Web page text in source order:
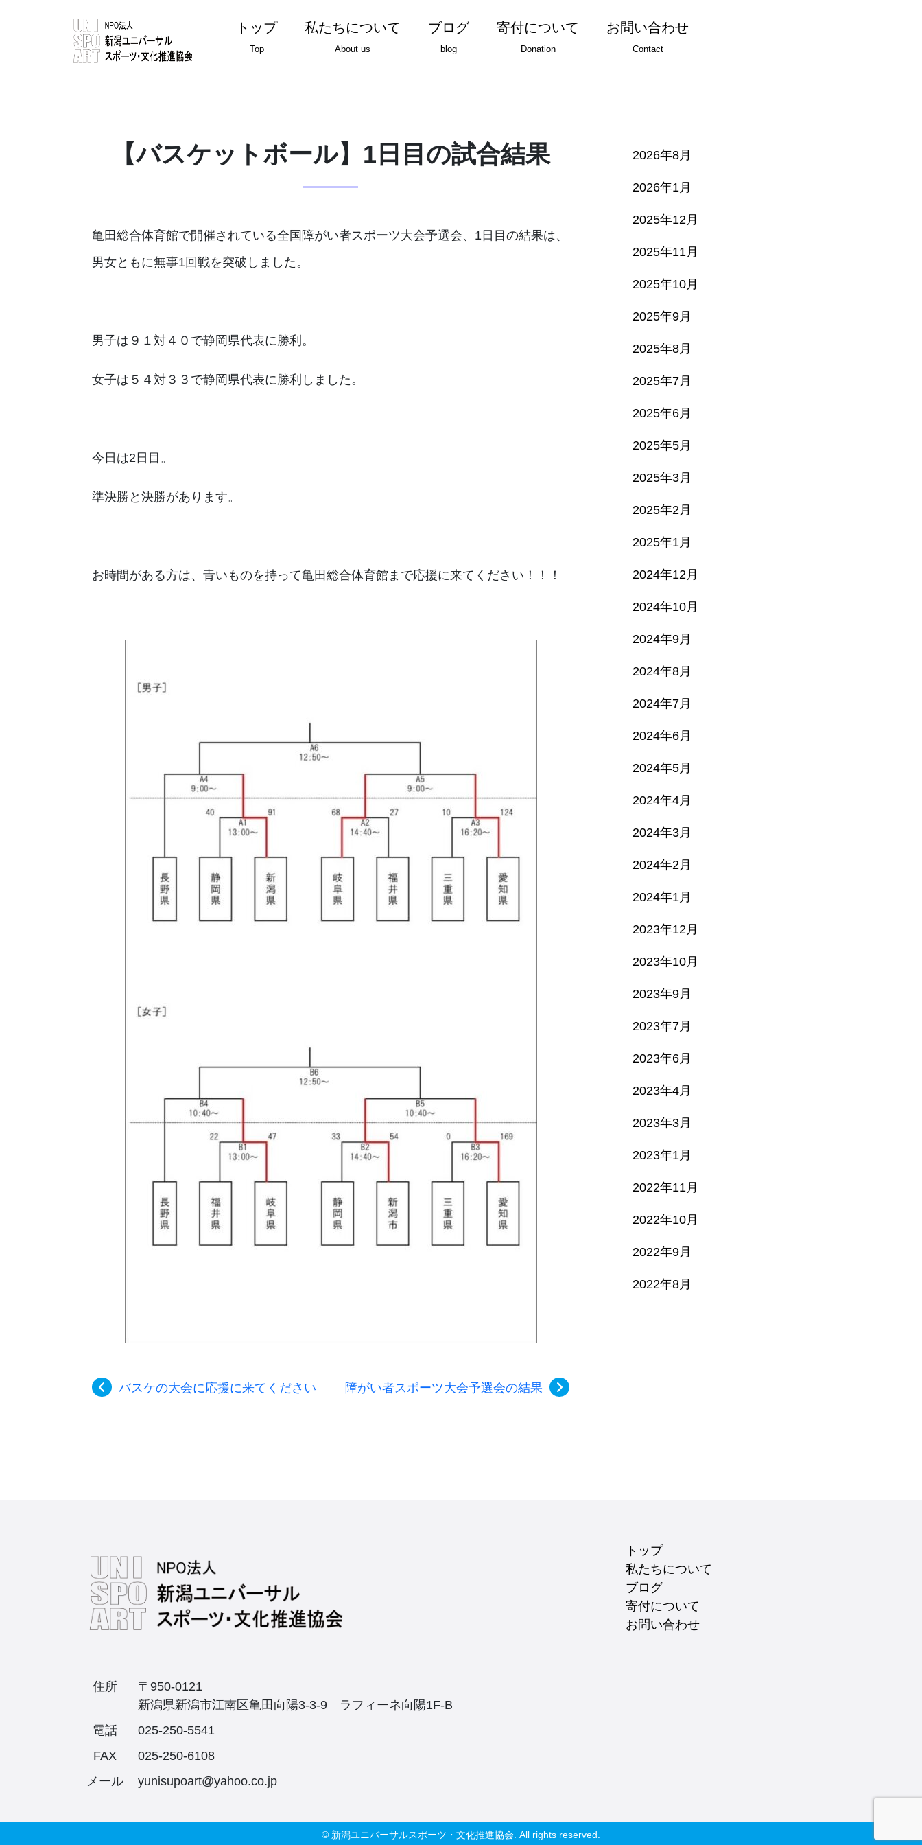
トップ
Top
私たちについて
About us
ブログ
blog
寄付について
Donation
お問い合わせ
Contact
【バスケットボール】1日目の試合結果
亀田総合体育館で開催されている全国障がい者スポーツ大会予選会、1日目の結果は、
男女ともに無事1回戦を突破しました。
男子は９１対４０で静岡県代表に勝利。
女子は５４対３３で静岡県代表に勝利しました。
今日は2日目。
準決勝と決勝があります。
お時間がある方は、青いものを持って亀田総合体育館まで応援に来てください！！！
バスケの大会に応援に来てください 障がい者スポーツ大会予選会の結果
2026年8月
2026年1月
2025年12月
2025年11月
2025年10月
2025年9月
2025年8月
2025年7月
2025年6月
2025年5月
2025年3月
2025年2月
2025年1月
2024年12月
2024年10月
2024年9月
2024年8月
2024年7月
2024年6月
2024年5月
2024年4月
2024年3月
2024年2月
2024年1月
2023年12月
2023年10月
2023年9月
2023年7月
2023年6月
2023年4月
2023年3月
2023年1月
2022年11月
2022年10月
2022年9月
2022年8月
住所
〒950-0121
新潟県新潟市江南区亀田向陽3-3-9
ラフィーネ向陽1F-B
電話
025-250-5541
FAX
025-250-6108
メール
yunisupoart@yahoo.co.jp
トップ
私たちについて
ブログ
寄付について
お問い合わせ
© 新潟ユニバーサルスポーツ・文化推進協会. All rights reserved.